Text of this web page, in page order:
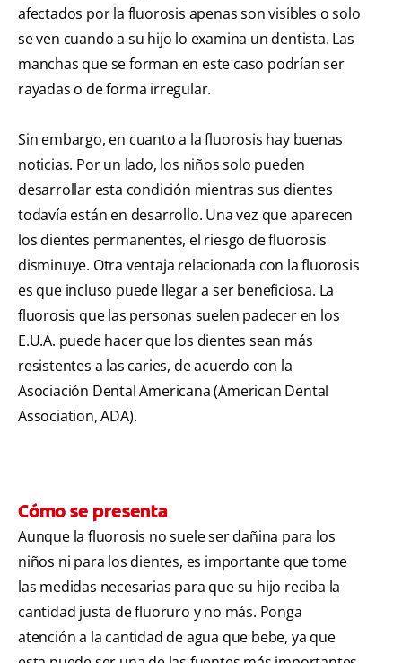
afectados por la fluorosis apenas son visibles o solo
se ven cuando a su hijo lo examina un dentista. Las
manchas que se forman en este caso podrían ser
rayadas o de forma irregular.
Sin embargo, en cuanto a la fluorosis hay buenas
noticias. Por un lado, los niños solo pueden
desarrollar esta condición mientras sus dientes
todavía están en desarrollo. Una vez que aparecen
los dientes permanentes, el riesgo de fluorosis
disminuye. Otra ventaja relacionada con la fluorosis
es que incluso puede llegar a ser beneficiosa. La
fluorosis que las personas suelen padecer en los
E.U.A. puede hacer que los dientes sean más
resistentes a las caries, de acuerdo con la
Asociación Dental Americana (American Dental
Association, ADA).
Cómo se presenta
Aunque la fluorosis no suele ser dañina para los
niños ni para los dientes, es importante que tome
las medidas necesarias para que su hijo reciba la
cantidad justa de fluoruro y no más. Ponga
atención a la cantidad de agua que bebe, ya que